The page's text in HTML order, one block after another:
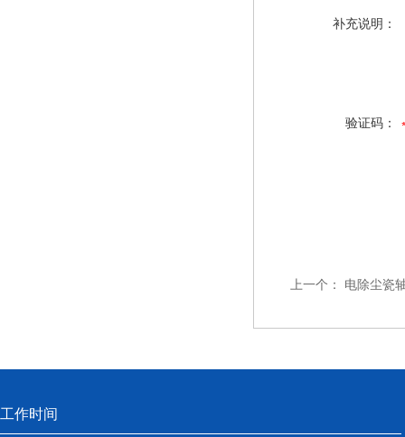
补充说明：
验证码：
上一个： 电除尘瓷
工作时间